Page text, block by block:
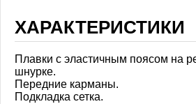
ХАРАКТЕРИСТИКИ
Плавки с эластичным поясом на
шнурке.
Передние карманы.
Подкладка сетка.